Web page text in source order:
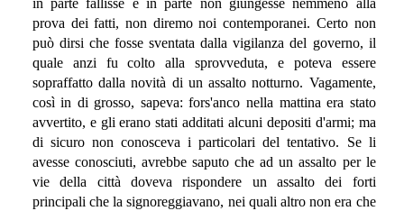
in parte fallisse e in parte non giungesse nemmeno alla
prova dei fatti, non diremo noi contemporanei. Certo non
può dirsi che fosse sventata dalla vigilanza del governo, il
quale anzi fu colto alla sprovveduta, e poteva essere
sopraffatto dalla novità di un assalto notturno. Vagamente,
così in di grosso, sapeva: fors'anco nella mattina era stato
avvertito, e gli erano stati additati alcuni depositi d'armi; ma
di sicuro non conosceva i particolari del tentativo. Se li
avesse conosciuti, avrebbe saputo che ad un assalto per le
vie della città doveva rispondere un assalto dei forti
principali che la signoreggiavano, nei quali altro non era che